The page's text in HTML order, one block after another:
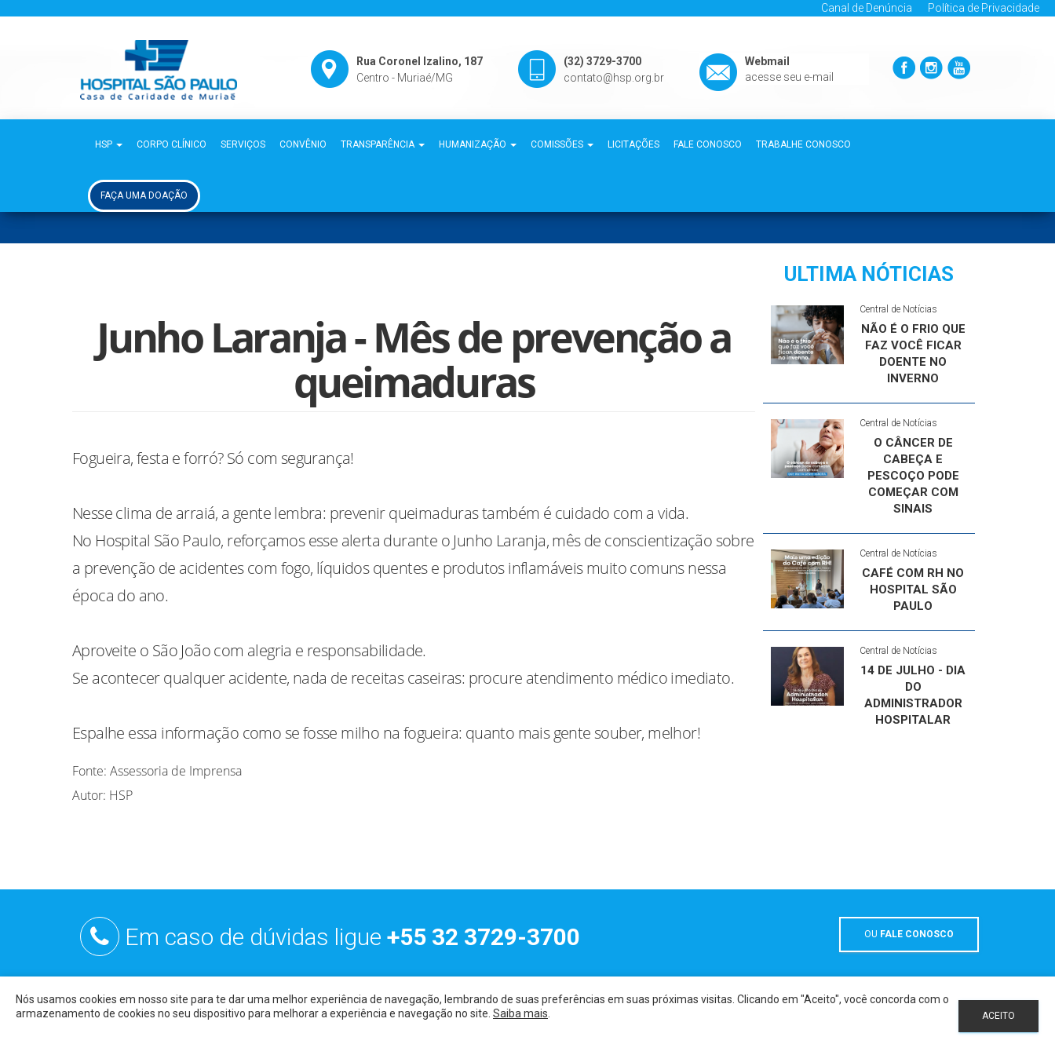
Canal de Denúncia Política de Privacidade
Rua Coronel Izalino, 187
Centro - Muriaé/MG
(32) 3729-3700
contato@hsp.org.br
Webmail
acesse seu e-mail
HSP CORPO CLÍNICO SERVIÇOS CONVÊNIO TRANSPARÊNCIA HUMANIZAÇÃO COMISSÕES LICITAÇÕES FALE CONOSCO TRABALHE CONOSCO
FAÇA UMA DOAÇÃO
Junho Laranja - Mês de prevenção a
queimaduras
Fogueira, festa e forró? Só com segurança!
Nesse clima de arraiá, a gente lembra: prevenir queimaduras também é cuidado com a vida.
No Hospital São Paulo, reforçamos esse alerta durante o Junho Laranja, mês de conscientização sobre
a prevenção de acidentes com fogo, líquidos quentes e produtos inflamáveis muito comuns nessa
época do ano.
Aproveite o São João com alegria e responsabilidade.
Se acontecer qualquer acidente, nada de receitas caseiras: procure atendimento médico imediato.
Espalhe essa informação como se fosse milho na fogueira: quanto mais gente souber, melhor!
Fonte: Assessoria de Imprensa
Autor: HSP
ULTIMA NÓTICIAS
Central de Notícias
NÃO É O FRIO QUE
FAZ VOCÊ FICAR
DOENTE NO
INVERNO
Central de Notícias
O CÂNCER DE
CABEÇA E
PESCOÇO PODE
COMEÇAR COM
SINAIS
Central de Notícias
CAFÉ COM RH NO
HOSPITAL SÃO
PAULO
Central de Notícias
14 DE JULHO - DIA
DO
ADMINISTRADOR
HOSPITALAR
Nós usamos cookies em nosso site para te dar uma melhor experiência de navegação, lembrando de suas preferências em suas próximas visitas. Clicando em "Aceito", você concorda com o
armazenamento de cookies no seu dispositivo para melhorar a experiência e navegação no site. Saiba mais ACEITO
Em caso de dúvidas ligue +55 32 3729-3700 OU FALE CONOSCO
Todo o conteúdo deste site é de uso exclusivo da CCM Hospital São Paulo. Proibida cópia ou utilização a qualquer título, sob as penas da lei.